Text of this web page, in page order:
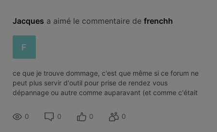
Jacques a aimé le commentaire de frenchh
F
ce que je trouve dommage, c'est que même si ce forum ne
peut plus servir d'outil pour prise de rendez vous
dépannage ou autre comme auparavant (et comme c'était
est lu et géré par des OFFICIEL
0 0 0 0